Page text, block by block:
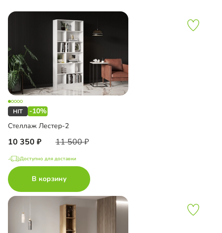
-10%
Стеллаж Лестер-2
10 350 11 500
Доступно для доставки
В корзину